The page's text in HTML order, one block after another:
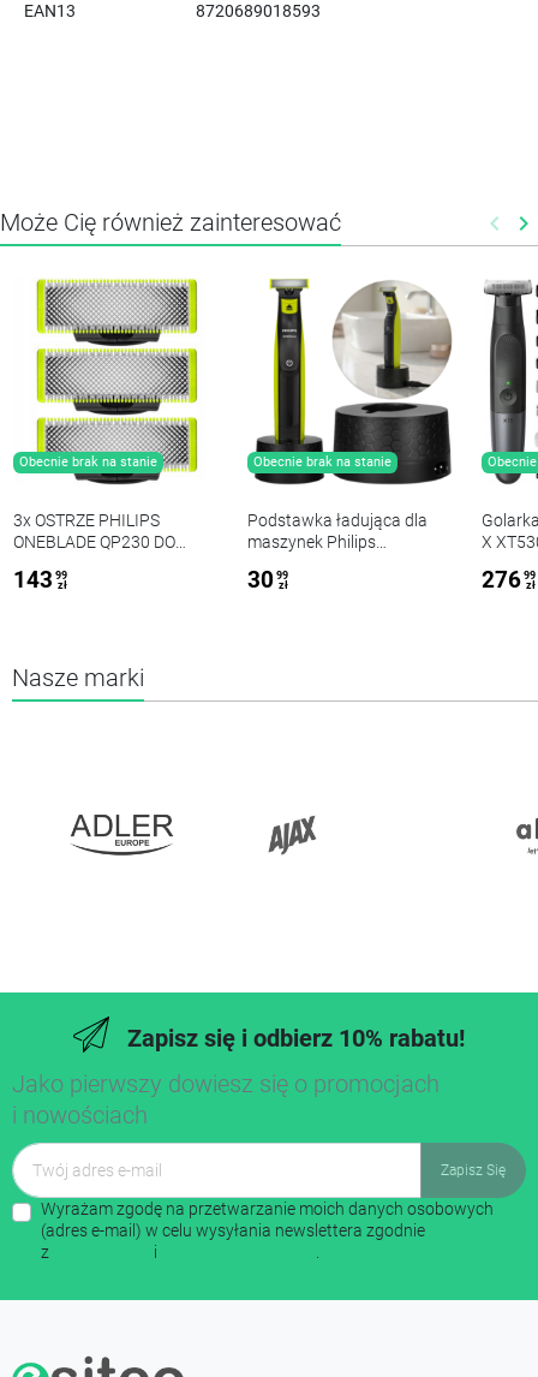
EAN13 8720689018593
Może Cię również zainteresować keyboard_arrow_left keyboard_arrow_right
Obecnie brak na stanie
3x OSTRZE PHILIPS
ONEBLADE QP230 DO
143 99
zł
Obecnie brak na stanie
Podstawka ładująca dla
maszynek Philips
30 99
zł
X
276 99
zł
Nasze marki
Zapisz się i odbierz 10% rabatu!
Jako pierwszy dowiesz się o promocjach
i nowościach
Wyrażam zgodę na przetwarzanie moich danych osobowych
(adres e-mail) w celu wysyłania newslettera zgodnie
z
i